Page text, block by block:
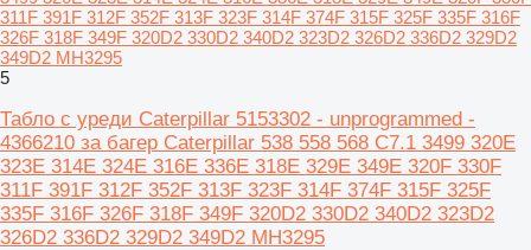
311F 391F 312F 352F 313F 323F 314F 374F 315F 325F 335F 316F
326F 318F 349F 320D2 330D2 340D2 323D2 326D2 336D2 329D2
349D2 MH3295
5
Табло с уреди Caterpillar 5153302 - unprogrammed -
4366210 за багер Caterpillar 538 558 568 C7.1 3499 320E
323E 314E 324E 316E 336E 318E 329E 349E 320F 330F
311F 391F 312F 352F 313F 323F 314F 374F 315F 325F
335F 316F 326F 318F 349F 320D2 330D2 340D2 323D2
326D2 336D2 329D2 349D2 MH3295